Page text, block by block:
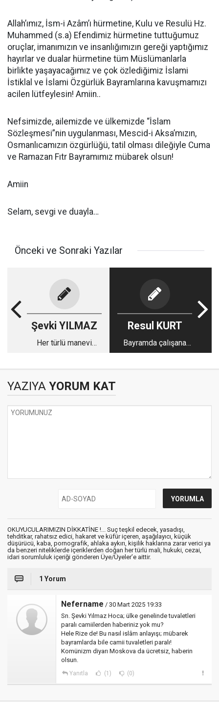
Allah’ımız, İsm-i Azâm’ı hürmetine, Kulu ve Resulü Hz.
Muhammed (s.a) Efendimiz hürmetine tuttuğumuz
oruçlar, imanımızın ve insanlığımızın gereği yaptığımız
hayırlar ve dualar hürmetine tüm Müslümanlarla
birlikte yaşayacağımız ve çok özlediğimiz İslami
İstiklal ve İslami Özgürlük Bayramlarına kavuşmamızı
acilen lütfeylesin! Amiin..
Nefsimizde, ailemizde ve ülkemizde “İslam
Sözleşmesi”nin uygulanması, Mescid-i Aksa’mızın,
Osmanlıcamızın özgürlüğü, tatil olması dileğiyle Cuma
ve Ramazan Fıtr Bayramımız mübarek olsun!
Amiin
Selam, sevgi ve duayla…
Önceki ve Sonraki Yazılar
Şevki YILMAZ
Her türlü manevi
Resul KURT
Bayramda çalışana
ilave ücret
YAZIYA YORUM KAT
OKUYUCULARIMIZIN DİKKATİNE !... Suç teşkil edecek, yasadışı,
tehditkar, rahatsız edici, hakaret ve küfür içeren, aşağılayıcı, küçük
düşürücü, kaba, pornografik, ahlaka aykırı, kişilik haklarına zarar verici ya
da benzeri niteliklerde içeriklerden doğan her türlü mali, hukuki, cezai,
idari sorumluluk içeriği gönderen Üye/Üyeler’e aittir.
1 Yorum
Nefername / 30 Mart 2025 19:33
Sn. Şevki Yılmaz Hoca; ülke genelinde tuvaletleri
paralı camiilerden haberiniz yok mu?
Hele Rize de! Bu nasıl islâm anlayışı; mübarek
bayramlarda bile camii tuvaletleri paralı!
Komünizm diyarı Moskova da ücretsiz, haberin
olsun.
Yanıtla (1) (0)